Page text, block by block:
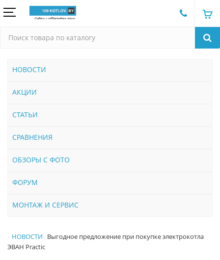
НОВОСТИ
АКЦИИ
СТАТЬИ
СРАВНЕНИЯ
ОБЗОРЫ С ФОТО
ФОРУМ
МОНТАЖ И СЕРВИС
НОВОСТИ
Выгодное предложение при покупке электрокотла
ЭВАН Practic